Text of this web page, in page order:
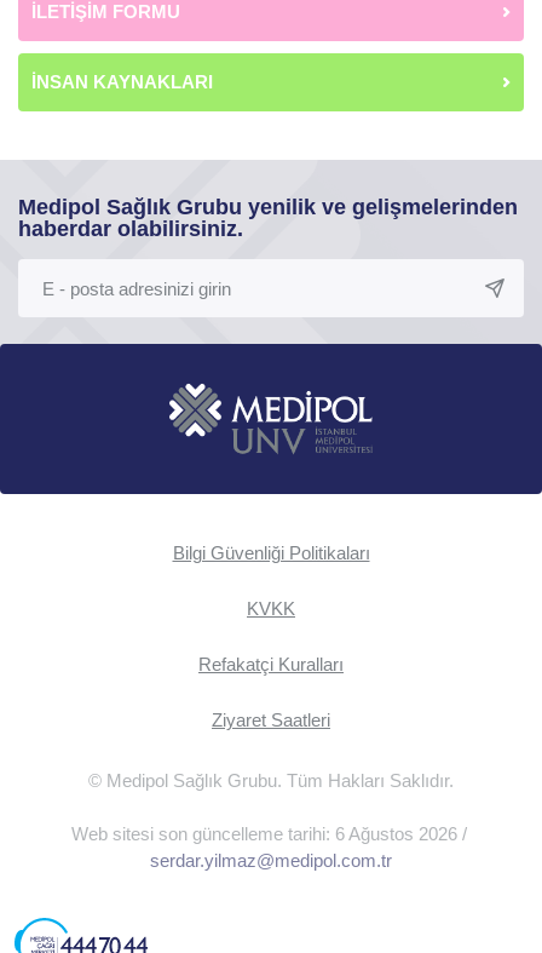
İLETİŞİM FORMU
İNSAN KAYNAKLARI
Medipol Sağlık Grubu yenilik ve gelişmelerinden
haberdar olabilirsiniz.
Bilgi Güvenliği Politikaları
KVKK
Refakatçi Kuralları
Ziyaret Saatleri
© Medipol Sağlık Grubu. Tüm Hakları Saklıdır.
Web sitesi son güncelleme tarihi: 6 Ağustos 2026 /
serdar.yilmaz@medipol.com.tr